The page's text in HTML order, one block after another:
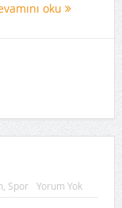
oku
, Spor Yorum Yok